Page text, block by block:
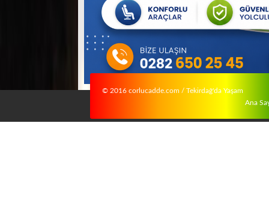
© 2016 corlucadde.com / Tekirdağ'da Yaşam
Ana